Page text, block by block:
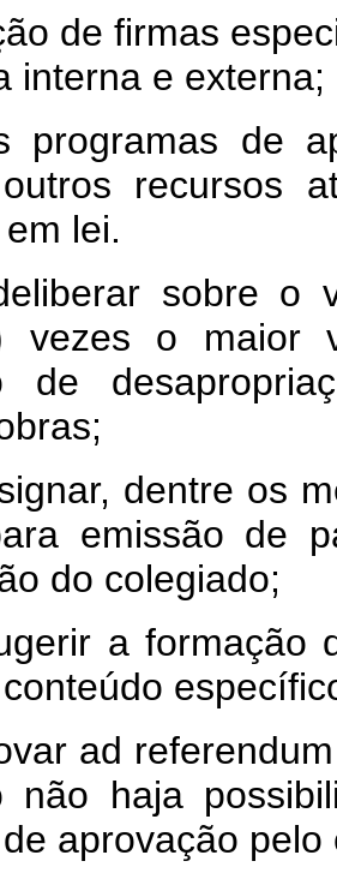
de firmas
interna e externa;
programas de
recursos
lei.
sobre o
vezes o maior
de
dentre os
emissão de
do colegiado;
a formação
ad
não haja
aprovação pelo